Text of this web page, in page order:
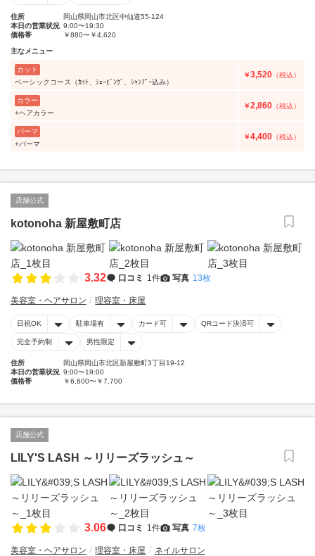
住所
岡山県岡山市北区中仙道55-124
本日の営業状況 9:00〜19:30
価格帯
￥880〜￥4,620
主なメニュー
カット
ベーシックコース（ｶｯﾄ、ｼｪｰﾋﾞﾝｸﾞ、ｼｬﾝﾌﾟｰ込み）
￥3,520 （税込）
カラー
+ヘアカラー
￥2,860 （税込）
パーマ
+パーマ
￥4,400 （税込）
店舗公式
kotonoha 新屋敷町店
3.32 口コミ 1件 写真 13枚
美容室・ヘアサロン 理容室・床屋
日祝OK 駐車場有 カード可 QRコード決済可
完全予約制 男性限定
住所
岡山県岡山市北区新屋敷町3丁目19-12
本日の営業状況 9:00〜19:00
価格帯
￥6,600〜￥7,700
店舗公式
LILY'S LASH ～リリーズラッシュ～
3.06 口コミ 1件 写真 7枚
美容室・ヘアサロン 理容室・床屋 ネイルサロン